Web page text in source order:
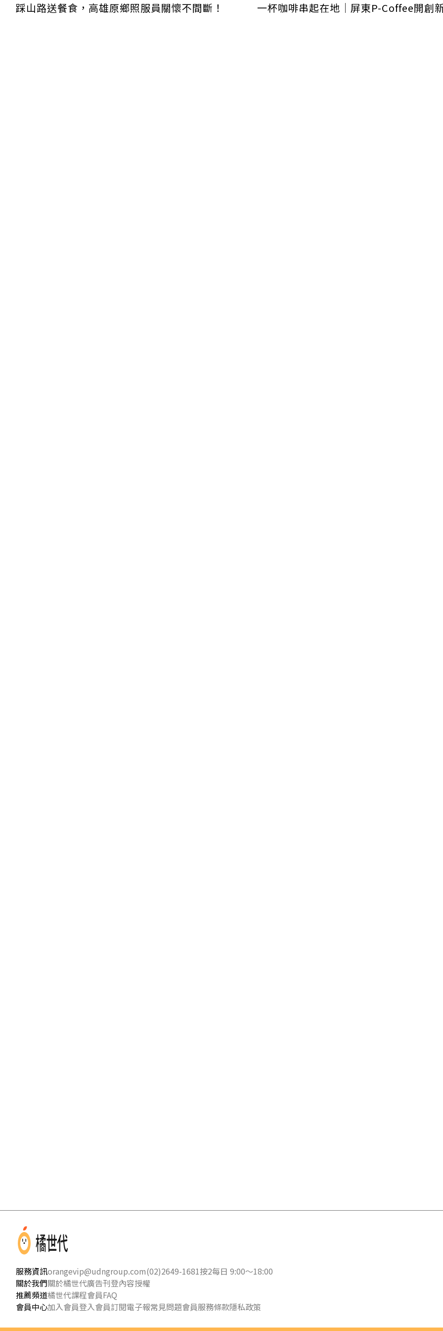
踩山路送餐食，高雄原鄉照服員關懷不間斷！ 一杯咖啡串起在地｜屏東P-Coffee開創
服務資訊orangevip@udngroup.com(02)2649-1681按2每日 9:00～18:00
關於我們關於橘世代廣告刊登內容授權
推薦頻道橘世代課程會員FAQ
會員中心加入會員登入會員訂閱電子報常見問題會員服務條款隱私政策